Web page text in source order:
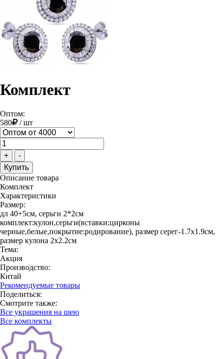
Комплект
Оптом:
580
/шт
+ -
Описание товара
Комплект
Характеристики
Размер:
дл 40+5см, серьги 2*2см
комплект:кулон,серьги(вставки:цирконы
черные,белые,покрытие:родирование), размер серег-1.7х1.9см,
размер кулона 2х2.2см
Тема:
Акция
Производство:
Китай
Рекомендуемые товары
Поделиться:
Смотрите также:
Все украшения на шею
Все комплекты